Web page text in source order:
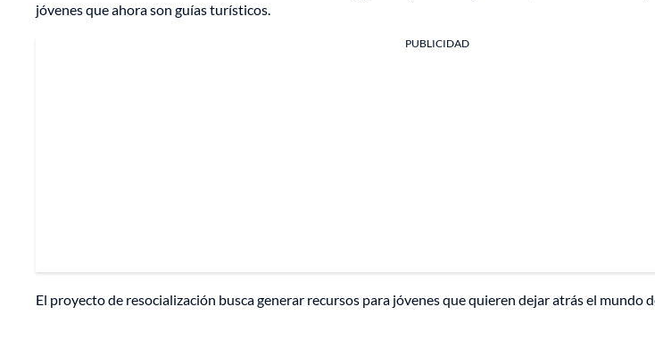
jóvenes que ahora son guías turísticos.
PUBLICIDAD
El proyecto de resocialización busca generar recursos para jóvenes que quieren dejar atrás el mundo